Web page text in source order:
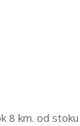
8 km. od